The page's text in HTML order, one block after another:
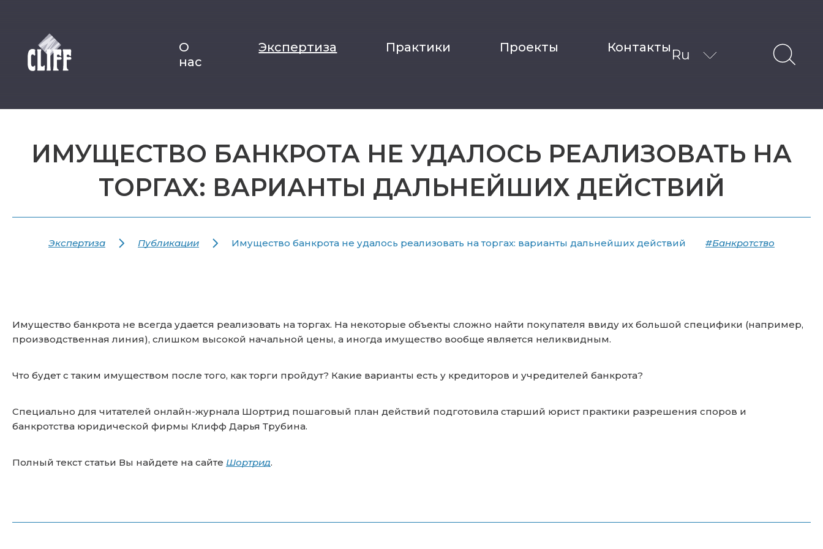
О
нас
Экспертиза Практики Проекты Контакты Ru
ИМУЩЕСТВО БАНКРОТА НЕ УДАЛОСЬ РЕАЛИЗОВАТЬ НА
ТОРГАХ: ВАРИАНТЫ ДАЛЬНЕЙШИХ ДЕЙСТВИЙ
Экспертиза Публикации Имущество банкрота не удалось реализовать на торгах: варианты дальнейших действий #Банкротство
Имущество банкрота не всегда удается реализовать на торгах. На некоторые объекты сложно найти покупателя ввиду их большой специфики (например,
производственная линия), слишком высокой начальной цены, а иногда имущество вообще является неликвидным.
Что будет с таким имуществом после того, как торги пройдут? Какие варианты есть у кредиторов и учредителей банкрота?
Специально для читателей онлайн-журнала Шортрид пошаговый план действий подготовила старший юрист практики разрешения споров и
банкротства юридической фирмы Клифф Дарья Трубина.
Полный текст статьи Вы найдете на сайте Шортрид.